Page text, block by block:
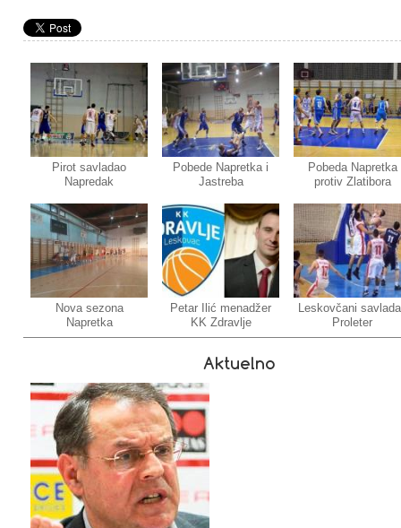
Pirot savladao
Napredak
Pobede Napretka i
Jastreba
Pobeda Napretka
protiv Zlatibora
Nova sezona
Napretka
Petar Ilić menadžer
KK Zdravlje
Leskovčani
Proleter
Aktuelno